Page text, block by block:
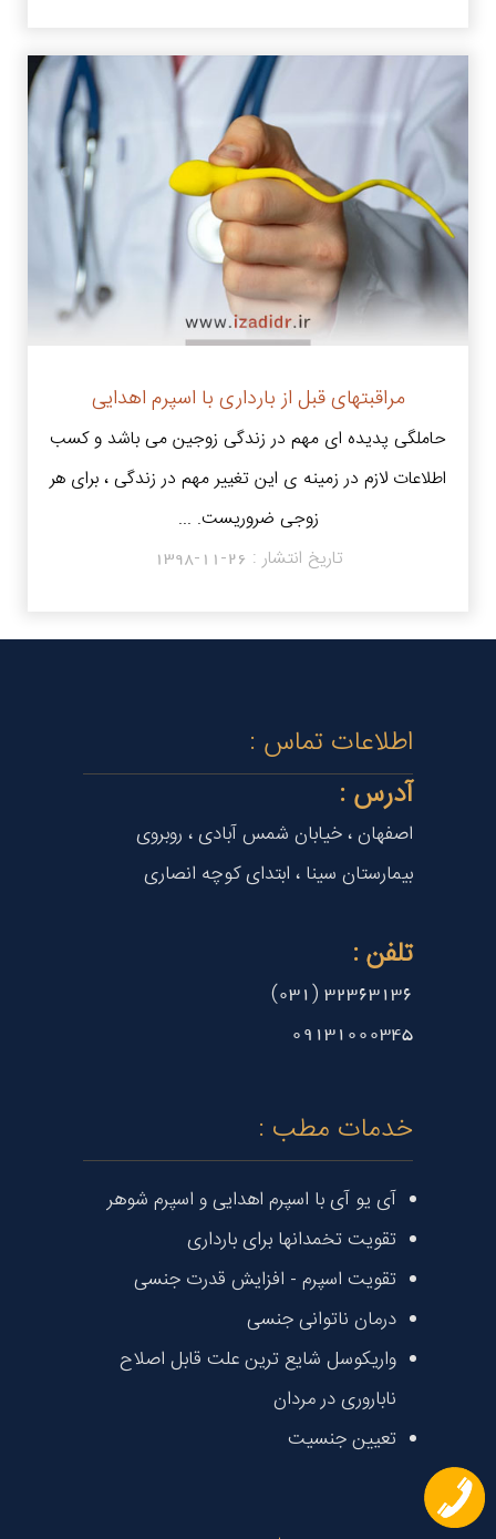
مراقبتهای قبل از بارداری با اسپرم اهدایی
حاملگی پدیده ای مهم در زندگی زوجین می باشد و کسب
اطلاعات لازم در زمینه ی این تغییر مهم در زندگی ، برای هر
زوجی ضروریست. ...
تاریخ انتشار : 1398-11-26
اطلاعات تماس :
آدرس :
اصفهان ، خیابان شمس آبادی ، روبروی
بیمارستان سینا ، ابتدای کوچه انصاری
تلفن :
32363136 (031)
09131000345
خدمات مطب :
آی یو آی با اسپرم اهدایی و اسپرم شوهر
تقویت تخمدانها برای بارداری
تقویت اسپرم - افزایش قدرت جنسی
درمان ناتوانی جنسی
واریکوسل شایع ترین علت قابل اصلاح
ناباروری در مردان
تعیین جنسیت